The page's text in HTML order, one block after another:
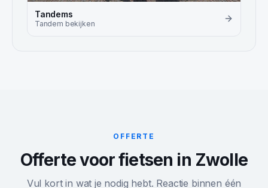
Tandems
Tandem bekijken
OFFERTE
Offerte voor fietsen in Zwolle
Vul kort in wat je nodig hebt. Reactie binnen één